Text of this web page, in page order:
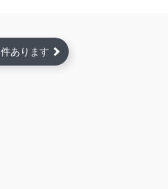
件あります